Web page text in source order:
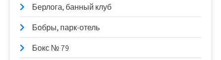
Берлога, банный клуб
Бобры, парк-отель
Бокс № 79